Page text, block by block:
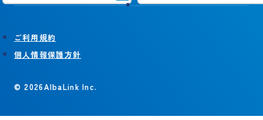
ご利用規約
個人情報保護方針
© 2026AlbaLink Inc.